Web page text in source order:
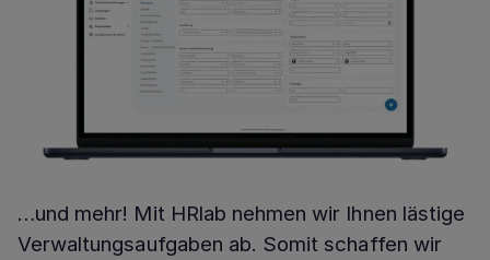
…und mehr! Mit HRlab nehmen wir Ihnen lästige
Verwaltungsaufgaben ab. Somit schaffen wir